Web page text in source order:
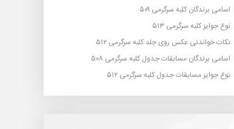
اسامی برندگان کلبه سرگرمی ۵۰۹
نوع جوایز کلبه سرگرمی ۵۱۳
نکات خواندنی عکس روی جلد کلبه سرگرمی ۵۱۲
اسامی برندگان مسابقات جدول کلبه سرگرمی ۵۰۸
نوع جوایز مسابقات جدول کلبه سرگرمی ۵۱۲